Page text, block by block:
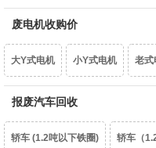
干净铝模板
破碎生铝水价
油桶 镀锌铁片
边角冲片 矽钢片 花色铁罐
废电机收购价
大Y式电机 小Y式电机 老式
小压缩机 铝芯电机
家用铁壳水泵 家用铝壳水泵
报废汽车回收
轿车 (1.2吨以下铁圈) 轿车（